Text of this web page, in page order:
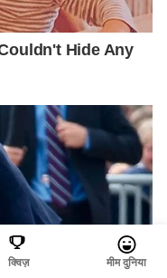
क्विज़ मीम दुनिया